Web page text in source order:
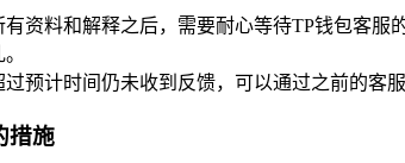
有资料和解释之后，需要耐心等待TP钱包客
过预计时间仍未收到反馈，可以通过之前的客
措施